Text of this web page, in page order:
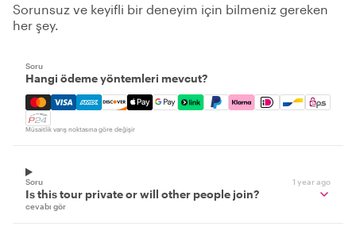
Sorunsuz ve keyifli bir deneyim için bilmeniz gereken
her şey.
Soru
Hangi ödeme yöntemleri mevcut?
Mastercard, Visa, Amex, Discover, Apple Pay, Google
Müsaitlik varış noktasına göre değişir
Soru 1 year ago
Is this tour private or will other people join?
cevabı gör